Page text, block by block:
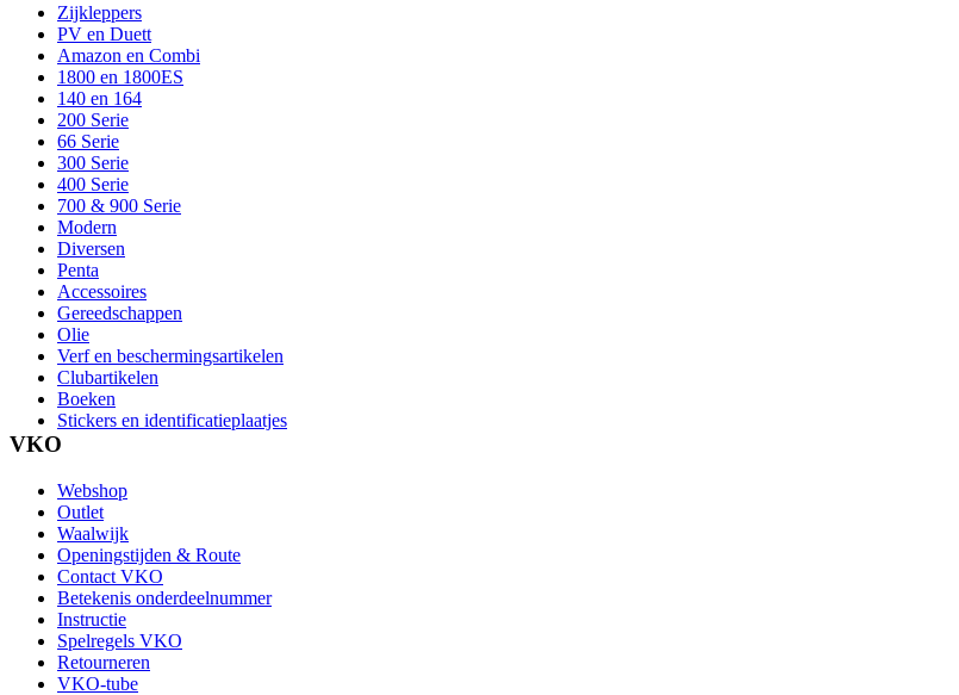
Zijkleppers
PV en Duett
Amazon en Combi
1800 en 1800ES
140 en 164
200 Serie
66 Serie
300 Serie
400 Serie
700 & 900 Serie
Modern
Diversen
Penta
Accessoires
Gereedschappen
Olie
Verf en beschermingsartikelen
Clubartikelen
Boeken
Stickers en identificatieplaatjes
VKO
Webshop
Outlet
Waalwijk
Openingstijden & Route
Contact VKO
Betekenis onderdeelnummer
Instructie
Spelregels VKO
Retourneren
VKO-tube